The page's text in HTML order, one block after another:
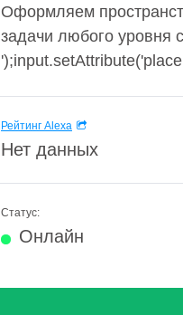
Оформляем
задачи любого уровня
Рейтинг Alexa
Нет данных
Статус:
Онлайн